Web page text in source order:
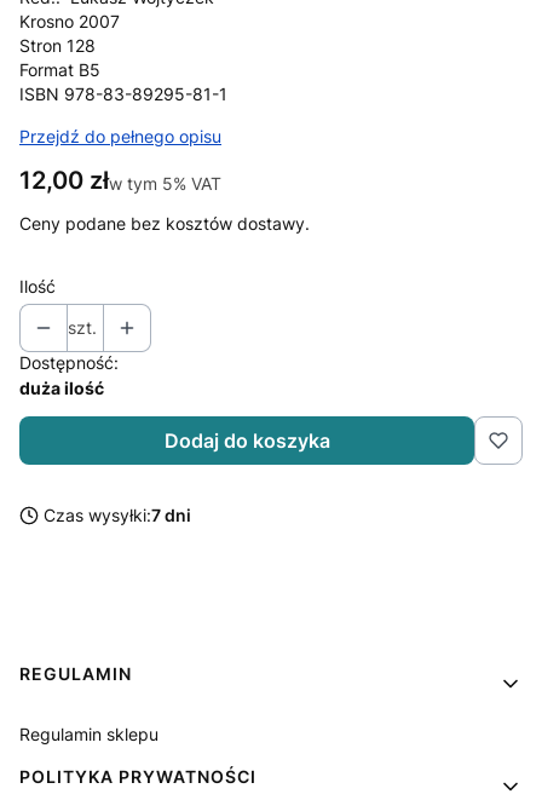
Krosno 2007
Stron 128
Format B5
ISBN 978-83-89295-81-1
Przejdź do pełnego opisu
Cena
12,00 złw tym 5% VAT
w tym 5% VAT
Ceny podane bez kosztów dostawy.
Ilość
szt.
Dostępność:
duża ilość
Dodaj do koszyka
Czas wysyłki:7 dni
Linki w stopce
REGULAMIN
Regulamin sklepu
POLITYKA PRYWATNOŚCI